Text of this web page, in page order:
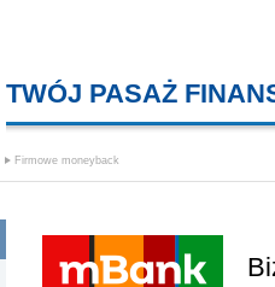
TWÓJ PASAŻ
Firmowe moneyback